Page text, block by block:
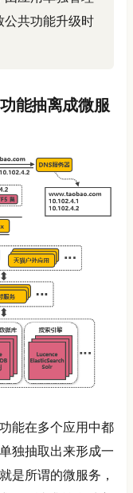
公共功能升级时
能抽离成微服
能在多个应用中都
独抽取出来形成一
是所谓的微服务，